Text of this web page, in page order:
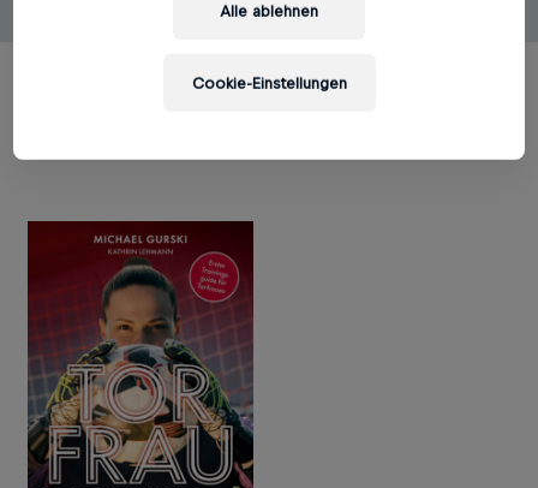
Alle ablehnen
Cookie-Einstellungen